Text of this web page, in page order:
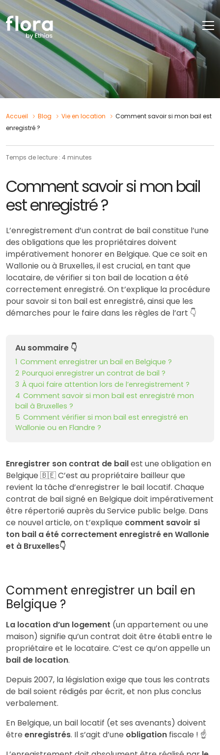
Accueil Blog Vie en location
Comment savoir si mon bail est
enregistré ?
Temps de lecture : 4 minutes
Comment savoir si mon bail
est enregistré ?
L’enregistrement d’un contrat de bail constitue l’une
des obligations que les propriétaires doivent
impérativement honorer en Belgique. Que ce soit en
Wallonie ou à Bruxelles, il est crucial, en tant que
locataire, de vérifier si ton bail de location a été
correctement enregistré. On t’explique la procédure
pour savoir si ton bail est enregistré, ainsi que les
démarches pour le faire dans les règles de l’art 👇
Au sommaire 👇
1 Comment enregistrer un bail en Belgique ?
2 Pourquoi enregistrer un contrat de bail ?
3 À quoi faire attention lors de l’enregistrement ?
4 Comment savoir si mon bail est enregistré mon
bail à Bruxelles ?
5 Comment vérifier si mon bail est enregistré en
Wallonie ou en Flandre ?
Enregistrer son contrat de bailest une obligation en
Belgique 🇧🇪 C’est au propriétaire bailleur que
revient la tâche d’enregistrer le bail locatif. Chaque
contrat de bail signé en Belgique doit impérativement
être répertorié auprès du Service public belge. Dans
ce nouvel article, on t’explique comment savoir si
ton bail a été correctement enregistré en Wallonie
et à Bruxelles👇
Comment enregistrer un bail en
Belgique ?
La location d’un logement (un appartement ou une
maison) signifie qu’un contrat doit être établi entre le
propriétaire et le locataire. C’est ce qu’on appelle un
bail de location.
Depuis 2007, la législation exige que tous les contrats
de bail soient rédigés par écrit, et non plus conclus
verbalement.
En Belgique, un bail locatif (et ses avenants) doivent
être enregistrés. Il s’agit d’une obligation fiscale ! ☝️